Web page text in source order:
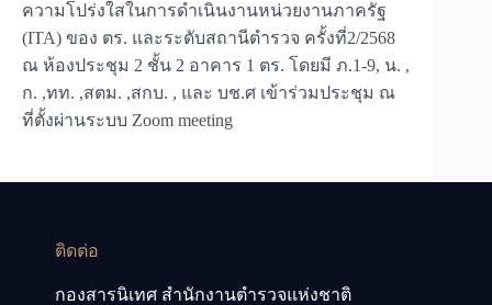
ความโปร่งใสในการดำเนินงานหน่วยงานภาครัฐ
(ITA) ของ ตร. และระดับสถานีตำรวจ ครั้งที่2/2568
ณ ห้องประชุม 2 ชั้น 2 อาคาร 1 ตร. โดยมี ภ.1-9, น. ,
ก. ,ทท. ,สตม. ,สกบ. , และ บช.ศ เข้าร่วมประชุม ณ
ที่ตั้งผ่านระบบ Zoom meeting
ติดต่อ
กองสารนิเทศ สำนักงานตำรวจแห่งชาติ